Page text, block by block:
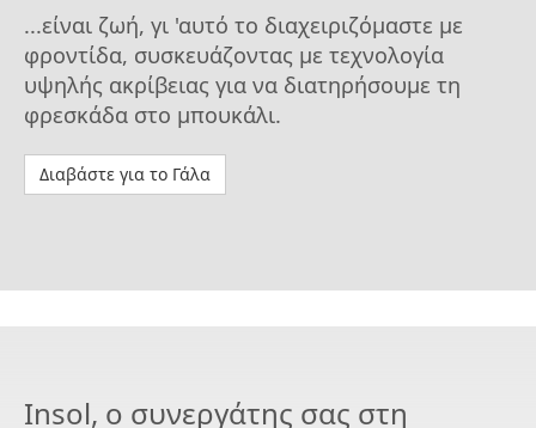
...είναι ζωή, γι 'αυτό το διαχειριζόμαστε με
φροντίδα, συσκευάζοντας με τεχνολογία
υψηλής ακρίβειας για να διατηρήσουμε τη
φρεσκάδα στο μπουκάλι.
Διαβάστε για το Γάλα
Insol, o συνεργάτης σας στη